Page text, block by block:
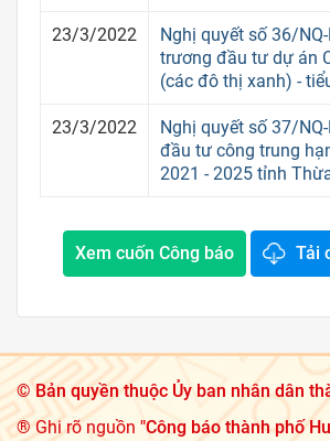
23/3/2022
Nghị quyết số 36/
trương đầu tư dự án
(các đô thị xanh) -
23/3/2022
Nghị quyết số 37/
đầu tư công trung
2021 - 2025 tỉnh
Xem cuốn Công báo Tải
©Bản quyền thuộc Ủy ban nhân dân
® Ghi rõ nguồn "Công báo thành phố